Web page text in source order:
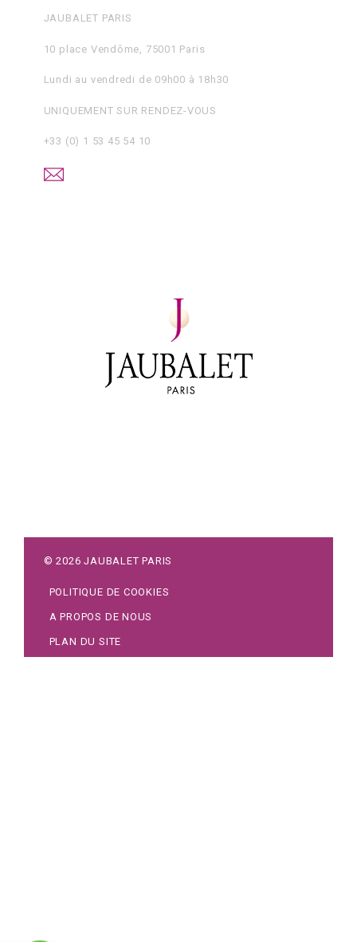
JAUBALET PARIS
10 place Vendôme, 75001 Paris
Lundi au vendredi de 09h00 à 18h30
UNIQUEMENT SUR RENDEZ-VOUS
+33 (0) 1 53 45 54 10
©2026 JAUBALET PARIS
POLITIQUE DE COOKIES
A PROPOS DE NOUS
PLAN DU SITE